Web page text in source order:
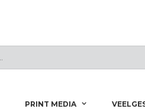
PRINT MEDIA